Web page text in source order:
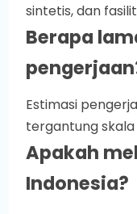
sintetis, dan
Berapa
Estimasi
tergantung
Apakah
Indonesia?